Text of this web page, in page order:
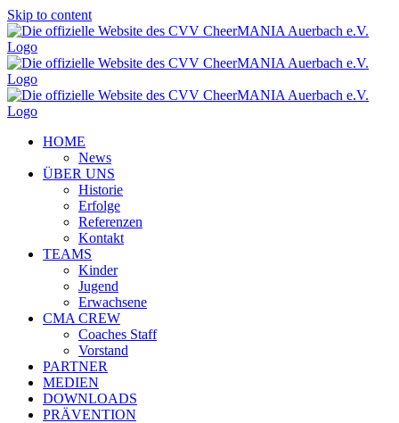
Skip to content
HOME
News
ÜBER UNS
Historie
Erfolge
Referenzen
Kontakt
TEAMS
Kinder
Jugend
Erwachsene
CMA CREW
Coaches Staff
Vorstand
PARTNER
MEDIEN
DOWNLOADS
PRÄVENTION